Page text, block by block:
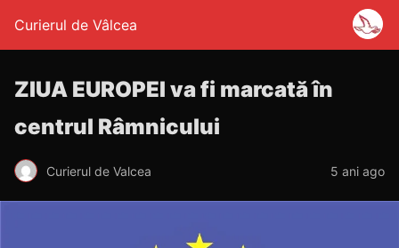
Curierul de Vâlcea
ZIUA EUROPEI va fi marcată în
centrul Râmnicului
Curierul de Valcea 5 ani ago